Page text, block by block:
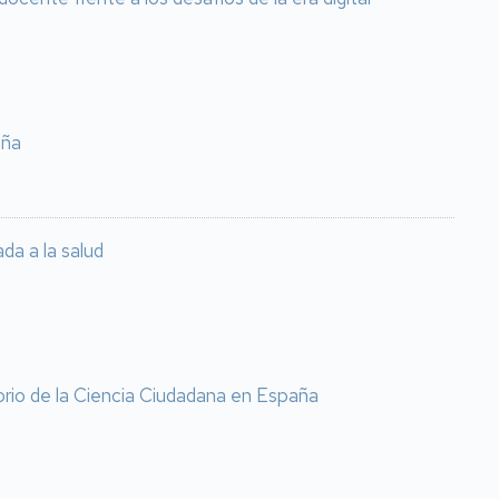
a la salud
de la Ciencia Ciudadana en España